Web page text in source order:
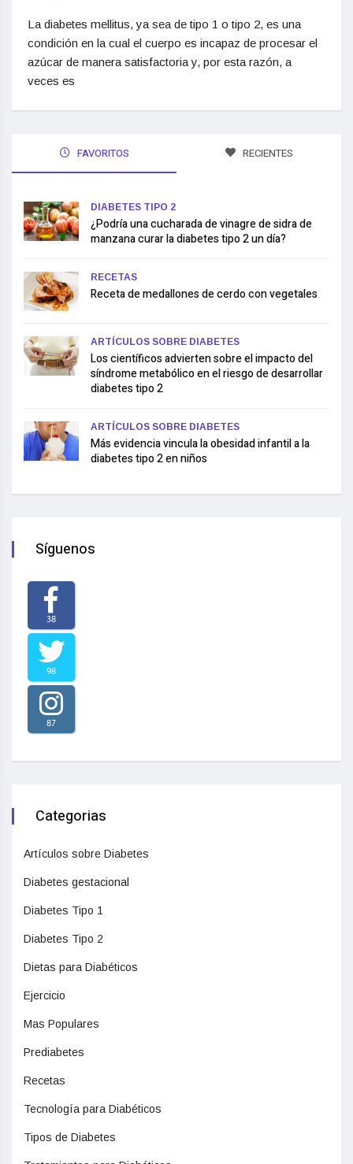
La diabetes mellitus, ya sea de tipo 1 o tipo 2, es una
condición en la cual el cuerpo es incapaz de procesar el
azúcar de manera satisfactoria y, por esta razón, a
veces es
FAVORITOS RECIENTES
DIABETES TIPO 2
¿Podría una cucharada de vinagre de sidra de
manzana curar la diabetes tipo 2 un día?
RECETAS
Receta de medallones de cerdo con vegetales
ARTÍCULOS SOBRE DIABETES
Los científicos advierten sobre el impacto del
síndrome metabólico en el riesgo de desarrollar
diabetes tipo 2
ARTÍCULOS SOBRE DIABETES
Más evidencia vincula la obesidad infantil a la
diabetes tipo 2 en niños
Síguenos
38
98
87
Categorias
Artículos sobre Diabetes
Diabetes gestacional
Diabetes Tipo 1
Diabetes Tipo 2
Dietas para Diabéticos
Ejercicio
Mas Populares
Prediabetes
Recetas
Tecnología para Diabéticos
Tipos de Diabetes